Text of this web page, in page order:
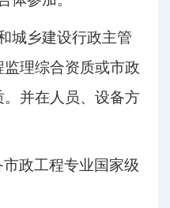
城乡建设行政主管
理综合资质或市政
并在人员、设备方
政工程专业国家级